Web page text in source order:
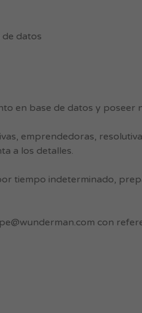
de datos
en base de datos y poseer
emprendedoras,
a los detalles.
tiempo indeterminado,
con